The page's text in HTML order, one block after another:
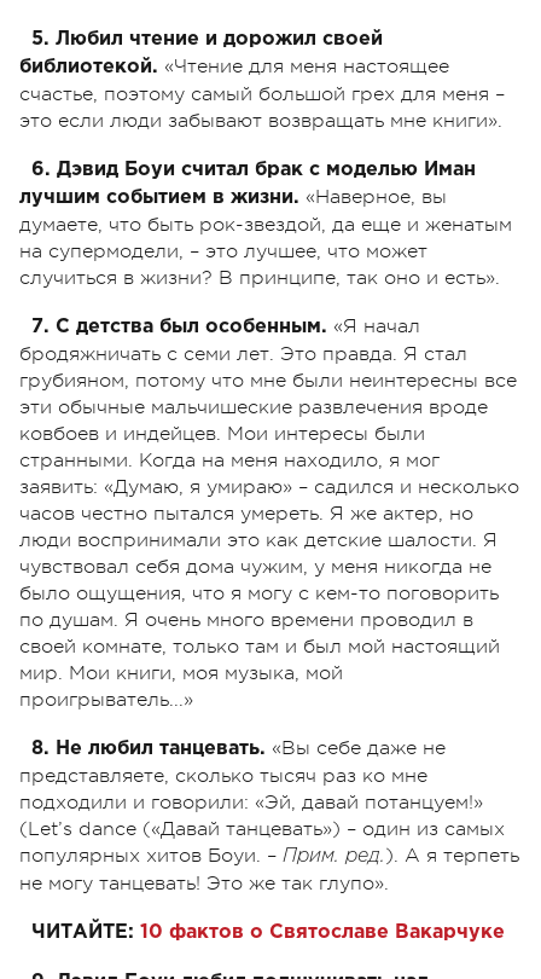
5. Любил чтение и дорожил своей
библиотекой. «Чтение для меня настоящее
счастье, поэтому самый большой грех для меня –
это если люди забывают возвращать мне книги».
6. Дэвид Боуи считал брак с моделью Иман
лучшим событием в жизни. «Наверное, вы
думаете, что быть рок-звездой, да еще и женатым
на супермодели, – это лучшее, что может
случиться в жизни? В принципе, так оно и есть».
7. С детства был особенным. «Я начал
бродяжничать с семи лет. Это правда. Я стал
грубияном, потому что мне были неинтересны все
эти обычные мальчишеские развлечения вроде
ковбоев и индейцев. Мои интересы были
странными. Когда на меня находило, я мог
заявить: «Думаю, я умираю» – садился и несколько
часов честно пытался умереть. Я же актер, но
люди воспринимали это как детские шалости. Я
чувствовал себя дома чужим, у меня никогда не
было ощущения, что я могу с кем-то поговорить
по душам. Я очень много времени проводил в
своей комнате, только там и был мой настоящий
мир. Мои книги, моя музыка, мой
проигрыватель...»
8. Не любил танцевать. «Вы себе даже не
представляете, сколько тысяч раз ко мне
подходили и говорили: «Эй, давай потанцуем!»
(Let’s dance («Давай танцевать») – один из самых
популярных хитов Боуи. – Прим. ред. ). А я терпеть
не могу танцевать! Это же так глупо».
ЧИТАЙТЕ: 10 фактов о Святославе Вакарчуке